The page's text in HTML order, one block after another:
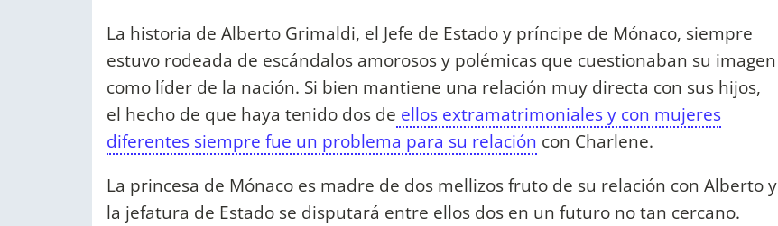
La historia de Alberto Grimaldi, el Jefe de Estado y príncipe de Mónaco, siempre
estuvo rodeada de escándalos amorosos y polémicas que cuestionaban su imagen
como líder de la nación. Si bien mantiene una relación muy directa con sus hijos,
el hecho de que haya tenido dos de ellos extramatrimoniales y con mujeres
diferentes siempre fue un problema para su relación con Charlene.
La princesa de Mónaco es madre de dos mellizos fruto de su relación con Alberto y
la jefatura de Estado se disputará entre ellos dos en un futuro no tan cercano.